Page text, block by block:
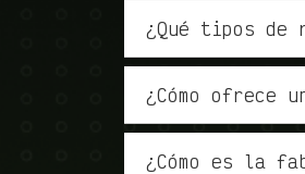
¿Qué tipos de
¿Cómo ofrece
¿Cómo es la